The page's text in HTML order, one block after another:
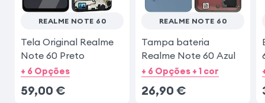
REALME NOTE 60
Tela Original Realme
Note 60 Preto
+ 6 Opções
59,00 €
REALME NOTE 60
Tampa bateria
Realme Note 60 Azul
+ 6 Opções + 1 cor
26,90 €